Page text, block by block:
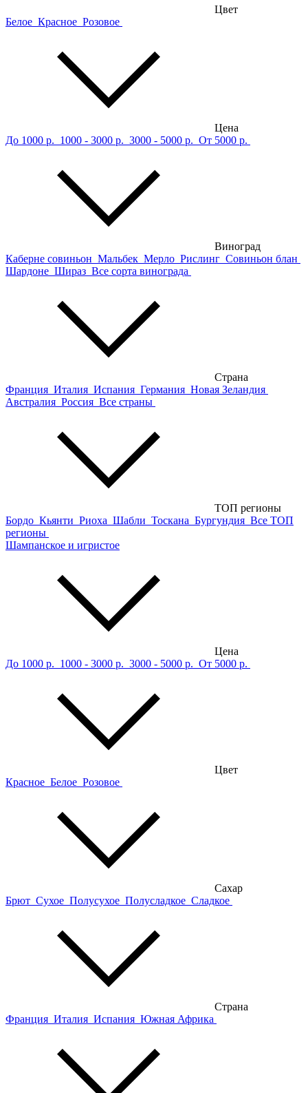
Цвет
Белое Красное Розовое
Цена
До 1000 р. 1000 - 3000 р. 3000 - 5000 р. От 5000 р.
Виноград
Каберне совиньон Мальбек Мерло Рислинг Совиньон блан
Шардоне Шираз Все сорта винограда
Страна
Франция Италия Испания Германия Новая Зеландия
Австралия Россия Все страны
ТОП регионы
Бордо Кьянти Риоха Шабли Тоскана Бургундия Все ТОП
регионы
Шампанское и игристое
Цена
До 1000 р. 1000 - 3000 р. 3000 - 5000 р. От 5000 р.
Цвет
Красное Белое Розовое
Сахар
Брют Сухое Полусухое Полусладкое Сладкое
Страна
Франция Италия Испания Южная Африка